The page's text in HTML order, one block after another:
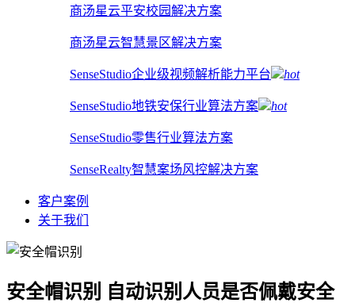
商汤星云平安校园解决方案
商汤星云智慧景区解决方案
SenseStudio企业级视频解析能力平台 hot
SenseStudio地铁安保行业算法方案 hot
SenseStudio零售行业算法方案
SenseRealty智慧案场风控解决方案
客户案例
关于我们
安全帽识别
自动识别人员是否佩戴安全